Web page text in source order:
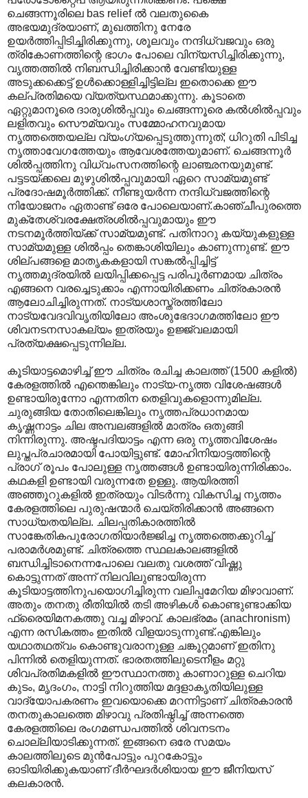
ചെങ്ങന്നൂരിലെ bas relief ല്‍ വലതുകൈ
അഭയമുദ്രയാണ്, മുഖത്തിനു നേരേ
ഉയര്‍ത്തിപ്പിടിച്ചിരിക്കുന്നു, ശൂലവും നന്ദിധ്വജവും ഒരു
ത്രികോണത്തിന്റെ ഭാഗം പോലെ വിന്യസിച്ചിരിക്കുന്നു,
വൃത്തത്തില്‍ നിബന്ധിച്ചിരിക്കാന്‍ വേണ്ടിയുള്ള
അടുക്കക്കെട്ട് ഉള്‍ക്കൊള്ളിച്ചിട്ടില്ല ഇതൊക്കെ ഈ
കല്പ്രതിമയെ വ്യത്യസ്ഥമാക്കുന്നു. കൂടാതെ
ഏറ്റുമാനൂരെ ദാരുശില്‍പ്പവും ചെങ്ങന്നൂരെ കല്‍ശില്‍പ്പവും
ലളിതവും സൌമ്യവും സമ്മോഹനവുമായ
നൃത്തത്തെയല്ല വ്യംഗ്യപ്പെടുത്തുന്നുത്; ധിറുതി പിടിച്ച
നൃത്താവേഗത്തേയും ആവേശത്തേയുമാണ്. ചെങ്ങന്നൂര്‍
ശില്‍പ്പത്തിനു വിധ്വംസനത്തിന്റെ ലാഞ്ഛനയുമുണ്ട്.
പട്ടടയ്ക്കലെ മുഴുശില്‍പ്പവുമായി ഏറെ സാമ്യമുണ്ട്
പ്രദോഷമൂര്‍ത്തിക്ക്. നീണ്ടുയര്‍ന്ന നന്ദിധ്വജത്തിന്റെ
നിയോജനം ഏതാണ്ട് ഒരേ പോലെയാണ്.കാഞ്ചീപുരത്തെ
മുക്തേശ്വരക്ഷേത്രശില്‍പ്പവുമായും ഈ
നടനമൂര്‍ത്തിയ്ക്ക് സാമ്യമുണ്ട്. പതിനാറു കയ്യുകളുള്ള
സാമ്യമുള്ള ശില്‍പ്പം തെങ്കാശിയിലും കാണുന്നുണ്ട്. ഈ
ശില്പങ്ങളെ മാതൃകകളായി സങ്കല്‍പ്പിച്ചിട്ട്
നൃത്തമുദ്രയില്‍ ലയിപ്പിക്കപ്പെട്ട പരിപൂര്‍ണമായ ചിത്രം
എങ്ങനെ വരച്ചെടുക്കാം എന്നായിരിക്കണം ചിത്രകാരന്‍
ആലോചിച്ചിരുന്നത്. നാട്യശാസ്ത്രത്തിലോ
നാട്യവേദവിവൃതിയിലോ അംശുഭേദാഗമത്തിലോ ഈ
ശിവനടനസാകല്യം ഇത്രയും ഉജ്ജ്വലമായി
പ്രത്യക്ഷപ്പെടുന്നില്ല.
കൂടിയാട്ടമൊഴിച്ച് ഈ ചിത്രം രചിച്ച കാലത്ത് (1500 കളില്‍)
കേരളത്തില്‍ എന്തെങ്കിലും നാട്യ-നൃത്ത വിശേഷങ്ങള്‍
ഉണ്ടായിരുന്നോ എന്നതിന‍ തെളിവുകളൊന്നുമില്ല.
ചുരുങ്ങിയ തോതിലെങ്കിലും നൃത്തപ്രധാനമായ
കൃഷ്ണനാട്ടം ചില അമ്പലങ്ങളില്‍ മാത്രം ഒതുങ്ങി
നിന്നിരുന്നു. അഷ്ടപദിയാട്ടം എന്ന ഒരു നൃത്തവിശേഷം
ലുപ്തപ്രചാരമായി പോയിട്ടുണ്ട്. മോഹിനിയാട്ടത്തിന്റെ
പ്രാഗ് രൂ‍പം പോലുള്ള നൃത്തങ്ങള്‍ ഉണ്ടായിരുന്നിരിക്കാം.
കഥകളി ഉണ്ടായി വരുന്നതേ ഉള്ളു. ആയിരത്തി
അഞ്ഞൂറുകളില്‍ ഇത്രയും വിടര്‍ന്നു വികസിച്ച നൃത്തം
കേരളത്തിലെ പുരുഷന്മാര്‍ ചെയ്തിരിക്കാന്‍ അങ്ങനെ
സാധ്യതയില്ല. ചിലപ്പതികാരത്തില്‍
സാങ്കേതികപുരോഗതിയാര്‍ജ്ജിച്ച നൃത്തത്തെക്കുറിച്ച്
പരാമര്‍ശമുണ്ട്. ചിത്രത്തെ സ്ഥലകാലങ്ങളില്‍
ബന്ധിച്ചിടാനെന്നപോലെ വലതു വശത്ത് വിഷ്ണു
കൊട്ടുന്നത് അന്ന് നിലവിലുണ്ടായിരുന്ന
കൂടിയാട്ടത്തിനുപയൊഗിച്ചിരുന്ന വലിപ്പമേറിയ മിഴാവാണ്.
അതും തനതു രീതിയില്‍ തടി അഴികള്‍‍ കൊണ്ടുണ്ടാക്കിയ
ഫ്രൈയിമനകത്തു വച്ച മിഴാവ്. കാലഭ്രമം (anachronism)
എന്ന രസികത്തം ഇതില്‍ വിളയാടുന്നുണ്ട്.എങ്കിലും
യഥാതഥത്വം കൊണ്ടുവരാനുള്ള ചങ്കൂറ്റമാണ് ഇതിനു
പിന്നില്‍ തെളിയുന്നത്. ഭാരതത്തിലുടെനീളം മറ്റു
ശിവപ്രതിമകളില്‍ ഈസ്ഥാനത്തു കാണാറുള്ള ചെറിയ
കുടം, മൃദംഗം, നാട്ടി നിറുത്തിയ മദ്ദളാകൃതിയിലുള്ള
വാദ്യോപകരണം ഇവയൊക്കെ മറന്നിട്ടാണ് ചിത്രകാരന്‍
തനതുകാലത്തെ മിഴാവു പ്രതിഷ്ഠിച്ച് അന്നത്തെ
കേരളത്തിലെ രംഗമണ്ഡപത്തില്‍ ശിവനടനം
ചൊല്ലിയാടിക്കുന്നത്. ഇങ്ങനെ ഒരേ സമയം
കാലത്തിലൂടെ മുന്‍പോട്ടും പുറകോട്ടും
ഓടിയിരിക്കുകയാണ് ദീര്‍ഘദര്‍ശിയായ ഈ ജീനിയസ്
കലകാരന്‍.